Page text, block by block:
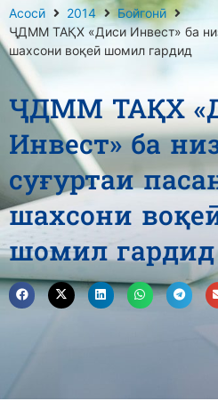
Асосӣ 2014
Бойгонӣ
ҶДММ ТАҚХ «Диси Инвест» ба
шахсони воқеӣ шомил гардид
ҶДММ ТАҚХ
Инвест» ба
суғуртаи
шахсони
шомил гардид